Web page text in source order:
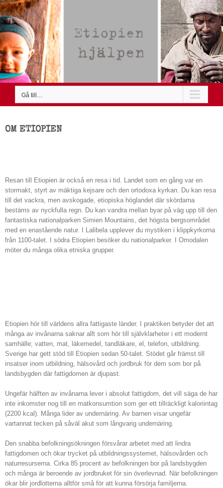
Fortsätt
till
innehållet
Gå till…
OM ETIOPIEN
Resan till Etiopien är också en resa i tid. Landet som en gång var en
stormakt, styrt av mäktiga kejsare och den ortodoxa kyrkan. Du kan resa
till det vackra, men avskogade, etiopiska höglandet där skördarna
bestäms av nyckfulla regn. Du kan vandra mellan byar på väg upp till den
fantastiska nationalparken Simien Mountains, det högsta bergsområdet
med en enastående natur. I Lalibela upplever du mystiken i klippkyrkorna
från 1100-talet. I södra Etiopien besöker du nationalparker. I Omodalen
möter du många olika etniska grupper.
Etiopien hör till världens allra fattigaste länder. I praktiken betyder det att
många av invånarna saknar allt som hör till självklarheter i ett modernt
samhälle; vatten, mat, läkemedel, tandläkare, el, telefon, utbildning.
Sverige har gett stöd till Etiopien sedan 50-talet. Stödet går främst till
insatser inom utbildning, hälsovård och jordbruk för dem som bor på
landsbygden där fattigdomen är djupast.
Ungefär hälften av invånarna lever i absolut fattigdom, det vill säga de har
inte inkomster nog till en matkonsumtion som ger ett tillräckligt kaloriintag
(2200 kcal). Många lider av undernäring. Av barnen visar ungefär
vartannat tecken på såväl akut som långvarig undernäring.
Den snabba befolkningsökningen försvårar arbetet med att lindra
fattigdomen och ökar trycket på utbildningssystemet, hälsovården och
naturresurserna. Cirka 85 procent av befolkningen bor på landsbygden
och många är beroende av jordbruket för sin överlevnad. När befolkningen
ökar blir jordlotterna alltför små för att kunna försörja familjerna.